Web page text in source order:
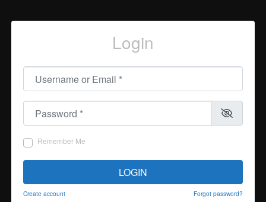
Login
Username or Email
Password
Remember Me
LOGIN
Create account Forgot password?